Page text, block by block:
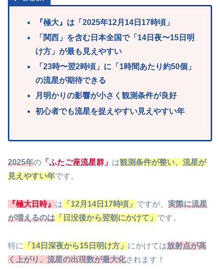
『極大 』は「2025年12月14日17時頃」
「 関西 」を含む日本全国で「14日夜〜15日明
け方」が最も見えやすい
「23時〜翌2時頃」に「1時間あたり約50個」
の流星が期待できる
月明かりの影響が小さく観測条件が良好
初心者でも流星を捉えやすい見えやすい年
2025年の 「ふたご座流星群」 は観測条件が整い、流星が
見えやすい年です。
『極大日時』 は 「12月14日17時頃」 ですが、 実際に流星
が増えるのは 「日没後から翌朝にかけて」 です。
特に 「14日深夜から15日明け方」 にかけては放射点が高
く上がり、流星の出現数が最大化されます！